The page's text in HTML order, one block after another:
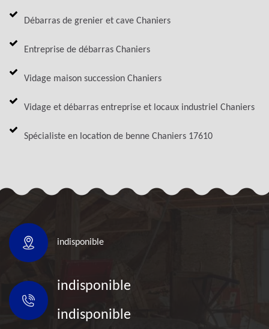
Débarras de grenier et cave Chaniers
Entreprise de débarras Chaniers
Vidage maison succession Chaniers
Vidage et débarras entreprise et locaux industriel Chaniers
Spécialiste en location de benne Chaniers 17610
indisponible
indisponible
indisponible